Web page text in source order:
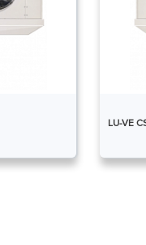
LU-VE